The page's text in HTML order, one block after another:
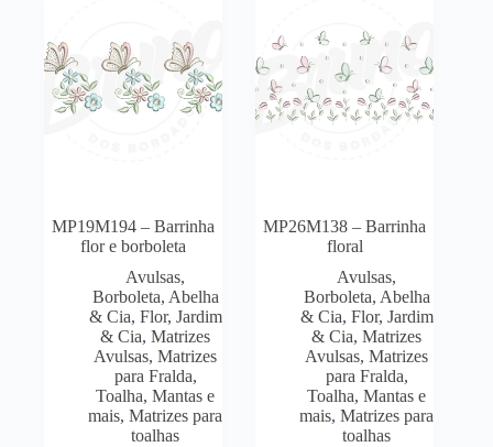
MP19M194 – Barrinha
flor e borboleta
Avulsas,
Borboleta, Abelha
& Cia, Flor, Jardim
& Cia,Matrizes
Avulsas,Matrizes
para Fralda,
Toalha, Mantas e
mais,Matrizes para
toalhas
MP26M138 – Barrinha
floral
Avulsas,
Borboleta, Abelha
& Cia, Flor, Jardim
& Cia,Matrizes
Avulsas,Matrizes
para Fralda,
Toalha, Mantas e
mais,Matrizes para
toalhas